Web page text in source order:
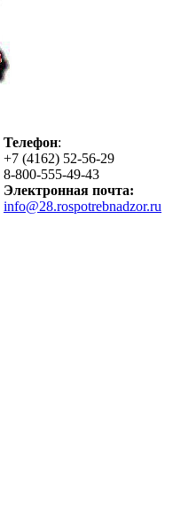
Телефон:
+7 (4162) 52-56-29
8-800-555-49-43
Электронная почта:
info@28.rospotrebnadzor.ru